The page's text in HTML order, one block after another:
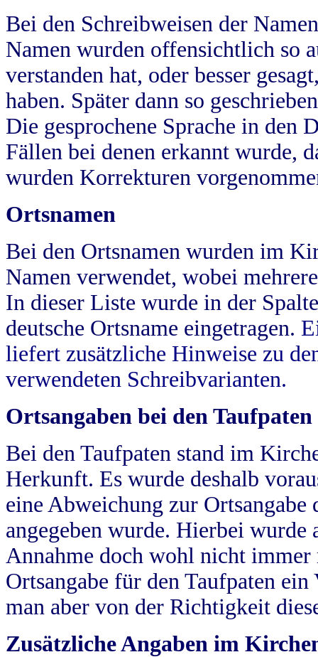
Bei den Schreibweisen der
Namen wurden offensichtlich so
verstanden hat, oder besser
haben. Später dann so
Die gesprochene Sprache in
Fällen bei denen erkannt wurde,
wurden Korrekturen
Ortsnamen
Bei den Ortsnamen wurden im
Namen verwendet, wobei
In dieser Liste wurde in der
deutsche Ortsname eingetragen.
liefert zusätzliche Hinweise zu
verwendeten Schreibvarianten.
Ortsangaben bei den Taufpaten
Bei den Taufpaten stand im
Herkunft. Es wurde deshalb
eine Abweichung zur
angegeben wurde. Hierbei wurde
Annahme doch wohl nicht
Ortsangabe für den Taufpaten
man aber von der Richtigkeit
Zusätzliche Angaben im